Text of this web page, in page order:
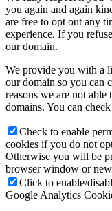
you again and again
are free to opt out any
experience. If you
our domain.
We provide you with a
our domain so you can
reasons we are not
domains. You can
Check to enable
cookies if you do not
Otherwise you will be
browser window or
Click to enable/
Google Analytics